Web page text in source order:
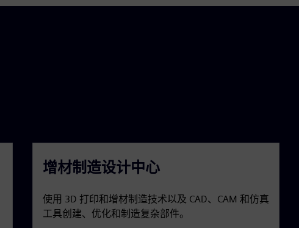
增材制造设计中心
使用 3D 打印和增材制造技术以及 CAD、CAM 和仿真
工具创建、优化和制造复杂部件。